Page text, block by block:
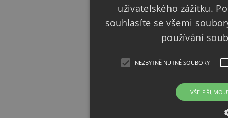
uživatelského zážitku.
souhlasíte se všemi
používání
NEZBYTNĚ NUTNÉ SOUBORY
VŠE